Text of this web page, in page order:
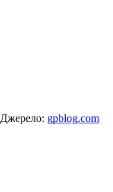
Джерело: gpblog.com